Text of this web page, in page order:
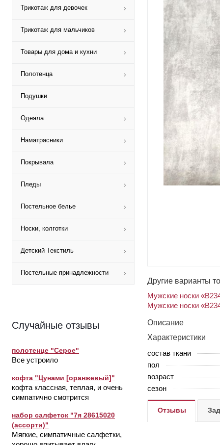
Трикотаж для девочек
Трикотаж для мальчиков
Товары для дома и кухни
Полотенца
Подушки
Одеяла
Наматрасники
Покрывала
Пледы
Постельное белье
Носки, колготки
Детский Текстиль
Постельные принадлежности
Случайные отзывы
полотенце "Серое"
Все устроило
кофта "Цунами [оранжевый]"
кофта классная, теплая, и очень
симпатично смотрится
набор салфеток "7я 28615020
(ассорти)"
Мягкие, симпатичные салфетки,
Другие варианты
Мужские носки
Мужские носки
Описание
Характеристики
состав ткани
пол
возраст
сезон
Отзывы